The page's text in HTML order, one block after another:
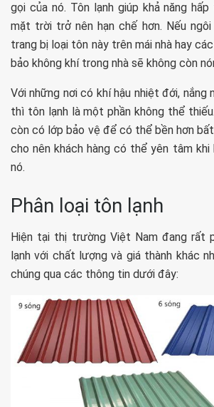
gọi của nó. Tôn lạnh giúp khả năng
mặt trời trở nên hạn chế hơn. Nếu
trang bị loại tôn này trên mái nhà hay
bảo không khí trong nhà sẽ không còn
Với những nơi có khí hậu nhiệt đới, nắng
thì tôn lạnh là một phần không thể
còn có lớp bảo vệ để có thể bền hơn
cho nên khách hàng có thể yên tâm
nó.
Phân loại tôn lạnh
Hiện tại thị trường Việt Nam đang rất
lạnh với chất lượng và giá thành khác
chúng qua các thông tin dưới đây: